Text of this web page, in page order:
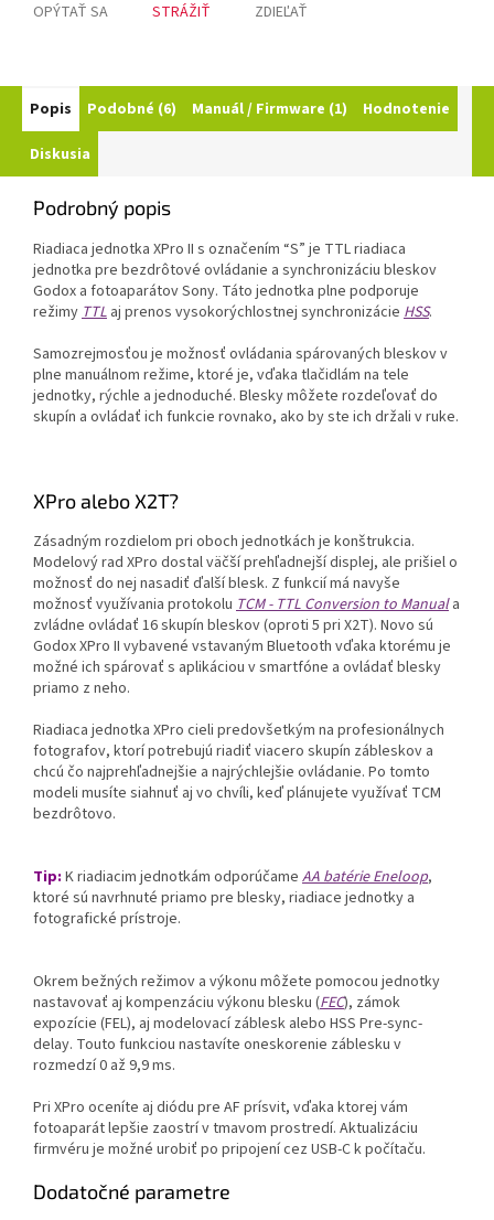
OPÝTAŤ SA STRÁŽIŤ ZDIEĽAŤ
Popis Podobné (6) Manuál / Firmware (1) Hodnotenie
Diskusia
Podrobný popis
Riadiaca jednotka XPro II s označením “S” je TTL riadiaca
jednotka pre bezdrôtové ovládanie a synchronizáciu bleskov
Godox a fotoaparátov Sony. Táto jednotka plne podporuje
režimyTTL aj prenos vysokorýchlostnej synchronizácie HSS.
Samozrejmosťou je možnosť ovládania spárovaných bleskov v
plne manuálnom režime, ktoré je, vďaka tlačidlám na tele
jednotky, rýchle a jednoduché. Blesky môžete rozdeľovať do
skupín a ovládať ich funkcie rovnako, ako by ste ich držali v ruke.
XPro alebo X2T?
Zásadným rozdielom pri oboch jednotkách je konštrukcia.
Modelový rad XPro dostal väčší prehľadnejší displej, ale prišiel o
možnosť do nej nasadiť ďalší blesk. Z funkcií má navyše
možnosť využívania protokolu TCM - TTL Conversion to Manuala
zvládne ovládať 16 skupín bleskov (oproti 5 pri X2T). Novo sú
Godox XPro II vybavené vstavaným Bluetooth vďaka ktorému je
možné ich spárovať s aplikáciou v smartfóne a ovládať blesky
priamo z neho.
Riadiaca jednotka XPro cieli predovšetkým na profesionálnych
fotografov, ktorí potrebujú riadiť viacero skupín zábleskov a
chcú čo najprehľadnejšie a najrýchlejšie ovládanie. Po tomto
modeli musíte siahnuť aj vo chvíli, keď plánujete využívať TCM
bezdrôtovo.
Tip: K riadiacim jednotkám odporúčame AA batérie Eneloop,
ktoré sú navrhnuté priamo pre blesky, riadiace jednotky a
fotografické prístroje.
Okrem bežných režimov a výkonu môžete pomocou jednotky
nastavovať aj kompenzáciu výkonu blesku (FEC), zámok
expozície (FEL), aj modelovací záblesk alebo HSS Pre-sync-
delay. Touto funkciou nastavíte oneskorenie záblesku v
rozmedzí 0 až 9,9 ms.
Pri XPro oceníte aj diódu pre AF prísvit, vďaka ktorej vám
fotoaparát lepšie zaostrí v tmavom prostredí. Aktualizáciu
firmvéru je možné urobiť po pripojení cez USB-C k počítaču.
Dodatočné parametre